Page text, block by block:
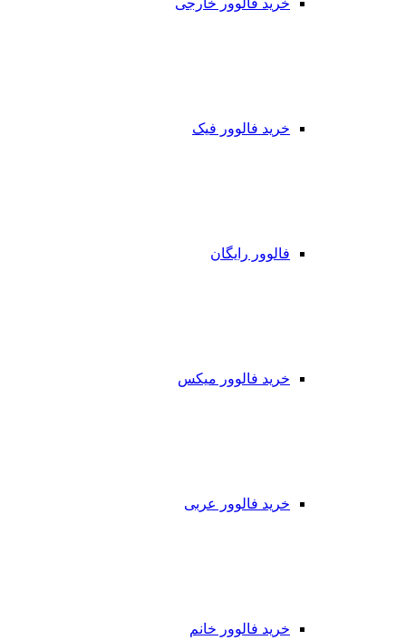
خرید فالوور خارجی
خرید فالوور فیک
فالوور رایگان
خرید فالوور میکس
خرید فالوور عربی
خرید فالوور خانم